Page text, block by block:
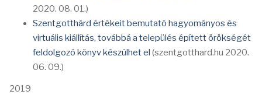
2020. 08. 01.)
Szentgotthárd értékeit bemutató hagyományos és
virtuális kiállítás, továbbá a település épített örökségét
feldolgozó könyv készülhet el (szentgotthard.hu 2020.
06. 09.)
2019